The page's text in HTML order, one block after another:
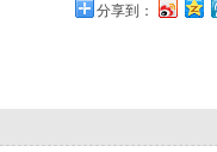
分享到：